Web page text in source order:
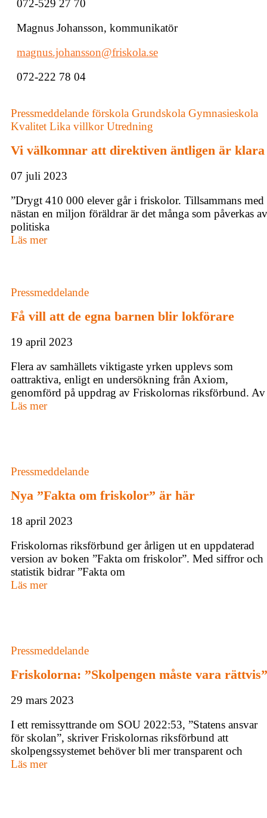
072-529 27 70
Magnus Johansson, kommunikatör
magnus.johansson@friskola.se
072-222 78 04
Pressmeddelande förskola Grundskola Gymnasieskola
Kvalitet Lika villkor Utredning
Vi välkomnar att direktiven äntligen är klara
07 juli 2023
”Drygt 410 000 elever går i friskolor. Tillsammans med
nästan en miljon föräldrar är det många som påverkas av
politiska
Läs mer
Pressmeddelande
Få vill att de egna barnen blir lokförare
19 april 2023
Flera av samhällets viktigaste yrken upplevs som
oattraktiva, enligt en undersökning från Axiom,
genomförd på uppdrag av Friskolornas riksförbund. Av
Läs mer
Pressmeddelande
Nya ”Fakta om friskolor” är här
18 april 2023
Friskolornas riksförbund ger årligen ut en uppdaterad
version av boken ”Fakta om friskolor”. Med siffror och
statistik bidrar ”Fakta om
Läs mer
Pressmeddelande
Friskolorna: ”Skolpengen måste vara rättvis”
29 mars 2023
I ett remissyttrande om SOU 2022:53, ”Statens ansvar
för skolan”, skriver Friskolornas riksförbund att
skolpengssystemet behöver bli mer transparent och
Läs mer